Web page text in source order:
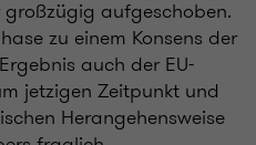
aufgeschoben.
zu einem Konsens der
auch der EU-
jetzigen Zeitpunkt und
Herangehensweise